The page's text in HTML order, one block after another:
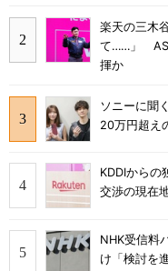
楽天の三木
て……」
揮か
ソニーに聞
20万円超え
KDDIからの
交渉の現在
NHK受信料
け「検討を